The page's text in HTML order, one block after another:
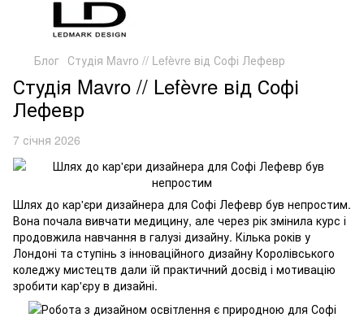
Блог Студія Mavro // Lefèvre від Софі Лефевр
Студія Mavro // Lefèvre від Софі
Лефевр
7 січня 2026
Шлях до кар'єри дизайнера для Софі Лефевр був непростим.
Вона почала вивчати медицину, але через рік змінила курс і
продовжила навчання в галузі дизайну. Кілька років у
Лондоні та ступінь з інноваційного дизайну Королівського
коледжу мистецтв дали їй практичний досвід і мотивацію
зробити кар'єру в дизайні.